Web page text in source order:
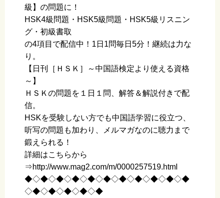
級】の問題に！
HSK4級問題・HSK5級問題・HSK5級リスニン
グ・初級書取
の4項目で配信中！1日1問毎日5分！継続は力な
り。
【日刊［ＨＳＫ］～中国語検定より使える資格
～】
ＨＳＫの問題を１日１問、解答＆解説付きで配
信。
HSKを受験しない方でも中国語学習に役立つ、
听写の問題も加わり、メルマガなのに聴力まで
鍛えられる！
詳細はこちらから
⇒http://www.mag2.com/m/0000257519.html
◆◇◆◇◆◇◆◇◆◇◆◇◆◇◆◇◆◇◆◇◆
◇◆◇◆◇◆◇◆◇◆